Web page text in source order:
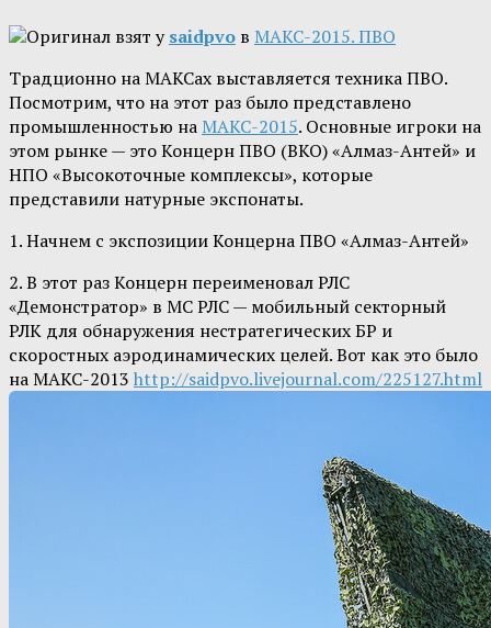
Оригинал взят уsaidpvo в МАКС-2015. ПВО
Традционно на МАКСах выставляется техника ПВО.
Посмотрим, что на этот раз было представлено
промышленностью на МАКС-2015. Основные игроки на
этом рынке — это Концерн ПВО (ВКО) «Алмаз-Антей» и
НПО «Высокоточные комплексы», которые
представили натурные экспонаты.
1. Начнем с экспозиции Концерна ПВО «Алмаз-Антей»
2. В этот раз Концерн переименовал РЛС
«Демонстратор» в МС РЛС — мобильный секторный
РЛК для обнаружения нестратегических БР и
скоростных аэродинамических целей. Вот как это было
на МАКС-2013 http://saidpvo.livejournal.com/225127.html